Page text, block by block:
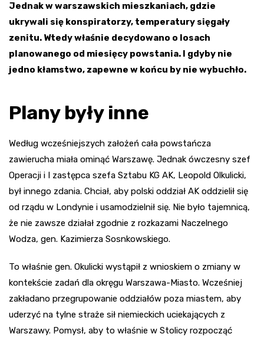
Jednak w warszawskich mieszkaniach, gdzie
ukrywali się konspiratorzy, temperatury sięgały
zenitu. Wtedy właśnie decydowano o losach
planowanego od miesięcy powstania. I gdyby nie
jedno kłamstwo, zapewne w końcu by nie wybuchło.
Plany były inne
Według wcześniejszych założeń cała powstańcza
zawierucha miała ominąć Warszawę. Jednak ówczesny szef
Operacji i I zastępca szefa Sztabu KG AK, Leopold Olkulicki,
był innego zdania. Chciał, aby polski oddział AK oddzielił się
od rządu w Londynie i usamodzielnił się. Nie było tajemnicą,
że nie zawsze działał zgodnie z rozkazami Naczelnego
Wodza, gen. Kazimierza Sosnkowskiego.
To właśnie gen. Okulicki wystąpił z wnioskiem o zmiany w
kontekście zadań dla okręgu Warszawa-Miasto. Wcześniej
zakładano przegrupowanie oddziałów poza miastem, aby
uderzyć na tylne straże sił niemieckich uciekających z
Warszawy. Pomysł, aby to właśnie w Stolicy rozpocząć